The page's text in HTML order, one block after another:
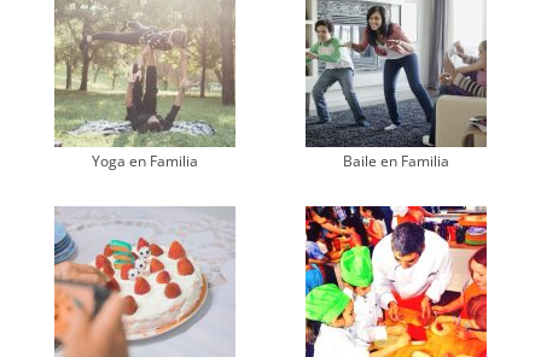
Yoga en Familia Baile en Familia